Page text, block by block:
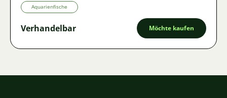
Aquarienfische
Verhandelbar Möchte kaufen